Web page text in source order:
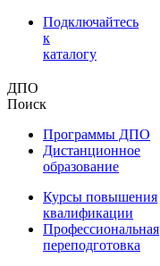
Подключайтесь
к
каталогу
ДПО
Поиск
Программы ДПО
Дистанционное
образование
Курсы повышения
квалификации
Профессиональная
переподготовка